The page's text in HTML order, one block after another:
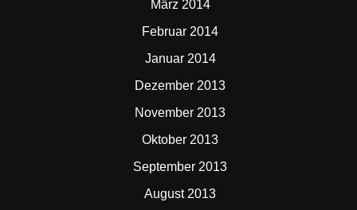
März 2014
Februar 2014
Januar 2014
Dezember 2013
November 2013
Oktober 2013
September 2013
August 2013